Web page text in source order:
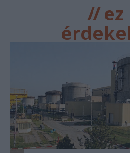
//ez